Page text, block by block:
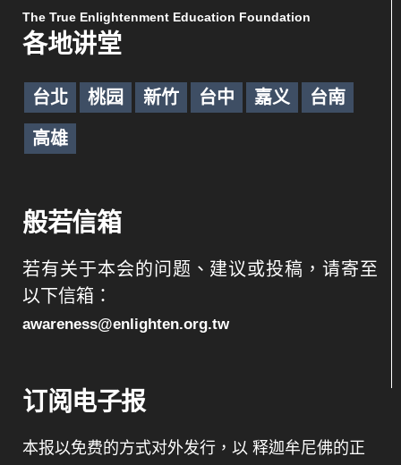
The True Enlightenment Education Foundation
各地讲堂
台北 桃园 新竹 台中 嘉义 台南
高雄
般若信箱
若有关于本会的问题、建议或投稿，请寄至
以下信箱：
awareness@enlighten.org.tw
订阅电子报
本报以免费的方式对外发行，以 释迦牟尼佛的正